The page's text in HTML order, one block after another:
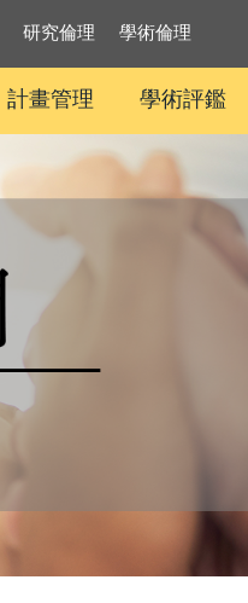
研究倫理 學術倫理
計畫管理 學術評鑑